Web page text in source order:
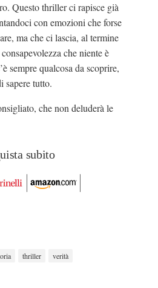
Questo thriller ci rapisce già
con emozioni che forse
ma che ci lascia, al termine
che niente è
sempre qualcosa da scoprire,
sapere tutto.
che non deluderà le
subito
thriller verità